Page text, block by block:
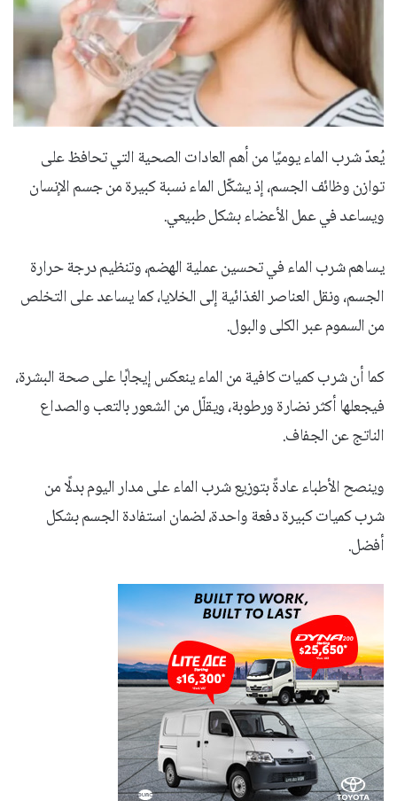
يُعدّ شرب الماء يوميًا من أهم العادات الصحية التي تحافظ على
توازن وظائف الجسم، إذ يشكّل الماء نسبة كبيرة من جسم الإنسان
ويساعد في عمل الأعضاء بشكل طبيعي.
يساهم شرب الماء في تحسين عملية الهضم، وتنظيم درجة حرارة
الجسم، ونقل العناصر الغذائية إلى الخلايا، كما يساعد على التخلص
من السموم عبر الكلى والبول.
كما أن شرب كميات كافية من الماء ينعكس إيجابًا على صحة البشرة،
فيجعلها أكثر نضارة ورطوبة، ويقلّل من الشعور بالتعب والصداع
الناتج عن الجفاف.
وينصح الأطباء عادةً بتوزيع شرب الماء على مدار اليوم بدلًا من
شرب كميات كبيرة دفعة واحدة، لضمان استفادة الجسم بشكل
أفضل.